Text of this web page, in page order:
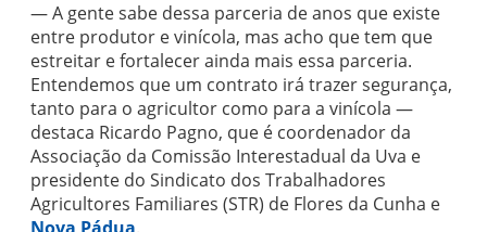
— A gente sabe dessa parceria de anos que existe
entre produtor e vinícola, mas acho que tem que
estreitar e fortalecer ainda mais essa parceria.
Entendemos que um contrato irá trazer segurança,
tanto para o agricultor como para a vinícola —
destaca Ricardo Pagno, que é coordenador da
Associação da Comissão Interestadual da Uva e
presidente do Sindicato dos Trabalhadores
Agricultores Familiares (STR) de Flores da Cunha e